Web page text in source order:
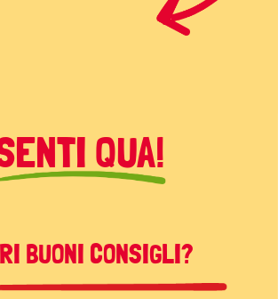
QUA!
BUONI CONSIGLI?